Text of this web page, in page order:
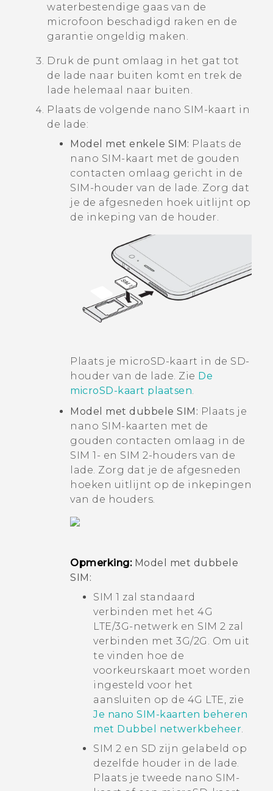
waterbestendige gaas van de
microfoon beschadigd raken en de
garantie ongeldig maken.
Druk de punt omlaag in het gat tot
de lade naar buiten komt en trek de
lade helemaal naar buiten.
Plaats de volgende nano SIM -kaart in
de lade:
Model met enkele SIM: Plaats de
nano SIM-kaart met de gouden
contacten omlaag gericht in de
SIM-houder van de lade. Zorg dat
je de afgesneden hoek uitlijnt op
de inkeping van de houder.
Plaats je microSD-kaart in de SD-
houder van de lade. Zie De
microSD-kaart plaatsen
Model met dubbele SIM: Plaats je
nano SIM-kaarten met de
gouden contacten omlaag in de
SIM 1- en SIM 2-houders van de
lade. Zorg dat je de afgesneden
hoeken uitlijnt op de inkepingen
van de houders.
Opmerking: Model met dubbele
SIM:
SIM 1 zal standaard
verbinden met het 4G
LTE/3G-netwerk en SIM 2 zal
verbinden met 3G/2G. Om uit
te vinden hoe de
voorkeurskaart moet worden
ingesteld voor het
aansluiten op de 4G LTE, zie
Je nano SIM-kaarten beheren
met Dubbel netwerkbeheer
SIM 2 en SD zijn gelabeld op
dezelfde houder in de lade.
Plaats je tweede nano SIM -